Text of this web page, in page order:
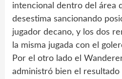
intencional dentro del área
desestima sancionando
jugador decano, y los dos
la misma jugada con el
Por el otro lado el
administró bien el resultado